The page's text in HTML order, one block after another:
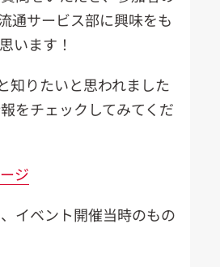
通サービス部に興味をも
います！
知りたいと思われました
をチェックしてみてくだ
ジ
イベント開催当時のもの